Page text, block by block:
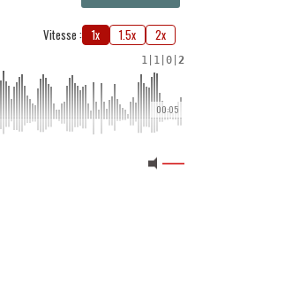
Vitesse : 1x 1.5x 2x
1 1 0 2
00:05